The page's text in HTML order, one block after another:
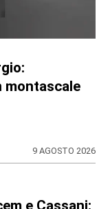
caduto tra